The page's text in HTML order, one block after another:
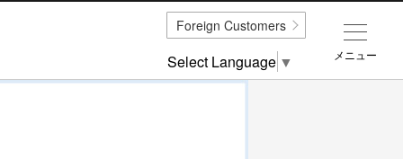
メニュー
Foreign Customers
Select Language ▼